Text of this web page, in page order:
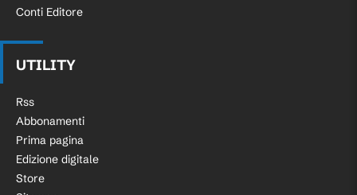
Conti Editore
UTILITY
Rss
Abbonamenti
Prima pagina
Edizione digitale
Store